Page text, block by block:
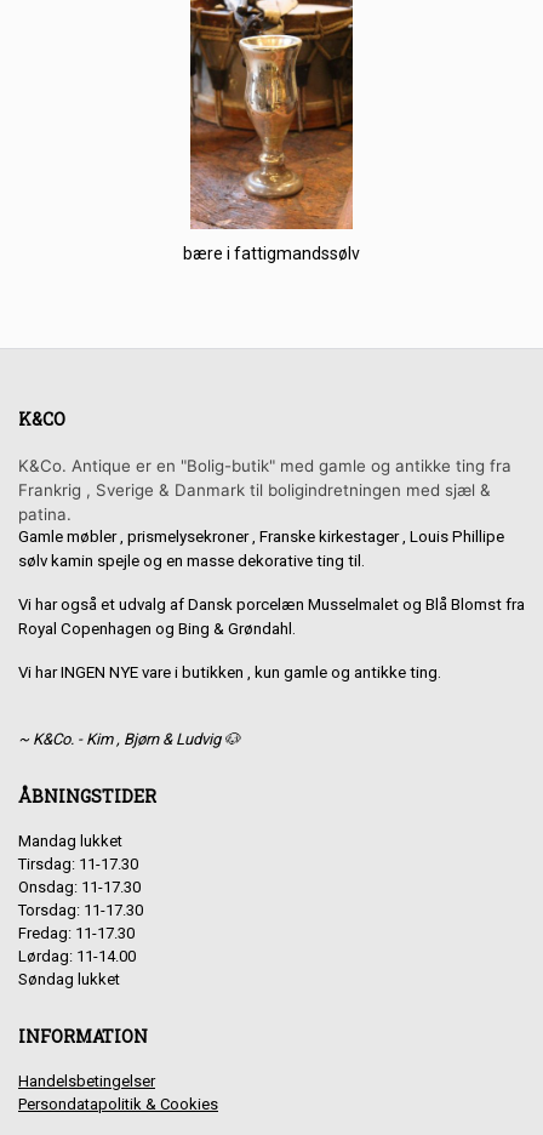
bære i fattigmandssølv
K&CO
K&Co. Antique er en "Bolig-butik" med gamle og antikke ting fra
Frankrig , Sverige & Danmark til boligindretningen med sjæl &
patina.
Gamle møbler , prismelysekroner , Franske kirkestager , Louis Phillipe
sølv kamin spejle og en masse dekorative ting til.
Vi har også et udvalg af Dansk porcelæn Musselmalet og Blå Blomst fra
Royal Copenhagen og Bing & Grøndahl.
Vi har INGEN NYE vare i butikken , kun gamle og antikke ting.
~ K&Co. - Kim , Bjørn & Ludvig 🐶
ÅBNINGSTIDER
Mandag lukket
Tirsdag: 11-17.30
Onsdag: 11-17.30
Torsdag: 11-17.30
Fredag: 11-17.30
Lørdag: 11-14.00
Søndag lukket
INFORMATION
Handelsbetingelser
Persondatapolitik & Cookies